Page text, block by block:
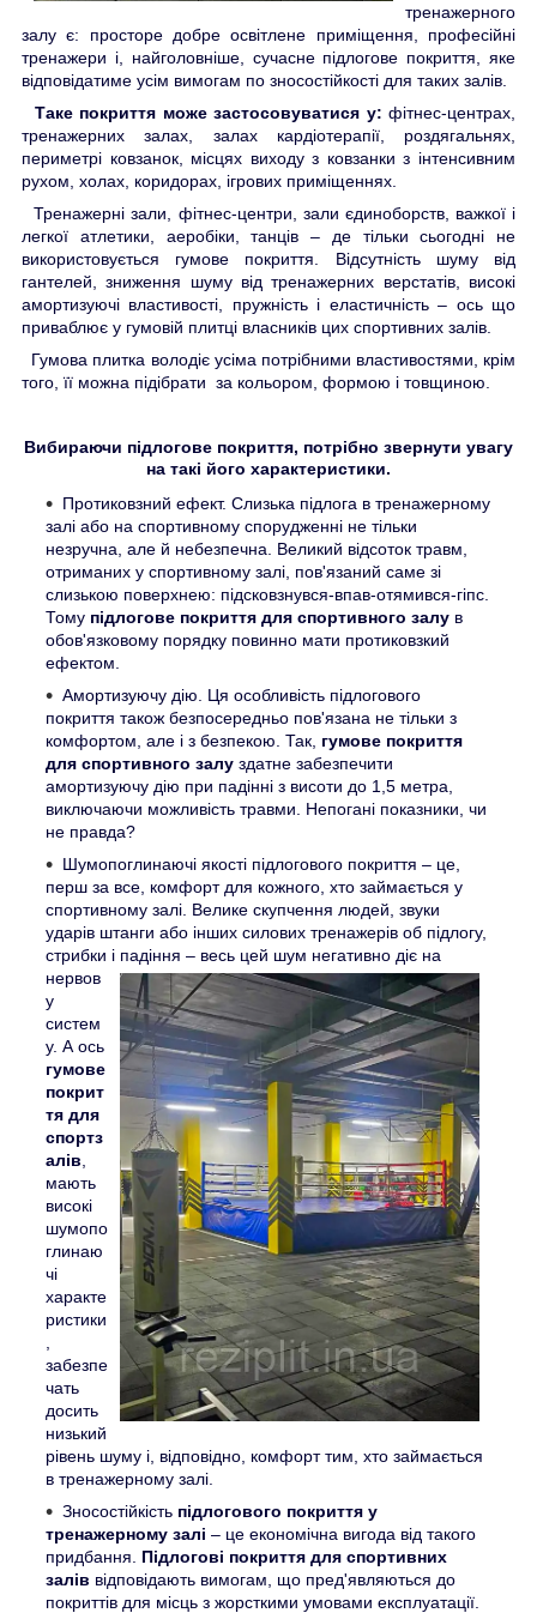
тренажерного
залу є: просторе добре освітлене приміщення, професійні
тренажери і, найголовніше, сучасне підлогове покриття, яке
відповідатиме усім вимогам по зносостійкості для таких залів.
Таке покриття може застосовуватися у: фітнес-центрах,
тренажерних залах, залах кардіотерапії, роздягальнях,
периметрі ковзанок, місцях виходу з ковзанки з інтенсивним
рухом, холах, коридорах, ігрових приміщеннях.
Тренажерні зали, фітнес-центри, зали єдиноборств, важкої і
легкої атлетики, аеробіки, танців – де тільки сьогодні не
використовується гумове покриття. Відсутність шуму від
гантелей, зниження шуму від тренажерних верстатів, високі
амортизуючі властивості, пружність і еластичність – ось що
приваблює у гумовій плитці власників цих спортивних залів.
Гумова плитка володіє усіма потрібними властивостями, крім
того, її можна підібрати за кольором, формою і товщиною.
Вибираючи підлогове покриття, потрібно звернути увагу
на такі його характеристики.
Протиковзний ефект. Слизька підлога в тренажерному
залі або на спортивному спорудженні не тільки
незручна, але й небезпечна. Великий відсоток травм,
отриманих у спортивному залі, пов'язаний саме зі
слизькою поверхнею: підсковзнувся-впав-отямився-гіпс.
Тому підлогове покриття для спортивного залу в
обов'язковому порядку повинно мати протиковзкий
ефектом.
Амортизуючу дію. Ця особливість підлогового
покриття також безпосередньо пов'язана не тільки з
комфортом, але і з безпекою. Так, гумове покриття
для спортивного залу здатне забезпечити
амортизуючу дію при падінні з висоти до 1,5 метра,
виключаючи можливість травми. Непогані показники, чи
не правда?
Шумопоглинаючі якості підлогового покриття – це,
перш за все, комфорт для кожного, хто займається у
спортивному залі. Велике скупчення людей, звуки
ударів штанги або інших силових тренажерів об підлогу,
стрибки і падіння – весь цей шум негативно діє на
нервов
у
систем
у. А ось
гумове
покрит
тя для
спортз
алів,
мають
високі
шумопо
глинаю
чі
характе
ристики
,
забезпе
чать
досить
низький
рівень шуму і, відповідно, комфорт тим, хто займається
в тренажерному залі.
Зносостійкість підлогового покриття у
тренажерному залі – це економічна вигода від такого
придбання. Підлогові покриття для спортивних
залів відповідають вимогам, що пред'являються до
покриттів для місць з жорсткими умовами експлуатації.